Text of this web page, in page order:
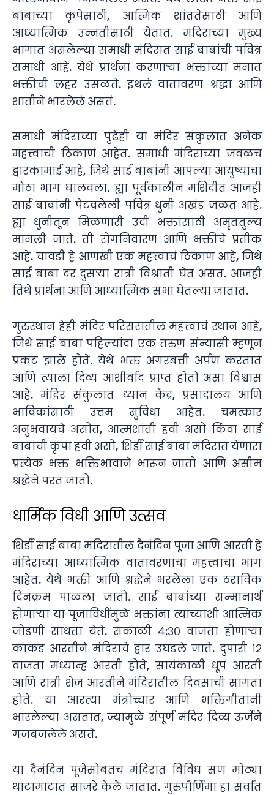
बाबांच्या कृपेसाठी, आत्मिक शांततेसाठी आणि
आध्यात्मिक उन्नतीसाठी येतात. मंदिराच्या मुख्य
भागात असलेल्या समाधी मंदिरात साई बाबांची पवित्र
समाधी आहे. येथे प्रार्थना करणाऱ्या भक्तांच्या मनात
भक्तीची लहर उसळते. इथलं वातावरण श्रद्धा आणि
शांतीने भारलेलं असतं.
समाधी मंदिराच्या पुढेही या मंदिर संकुलात अनेक
महत्त्वाची ठिकाणं आहेत. समाधी मंदिराच्या जवळच
द्वारकामाई आहे, जिथे साई बाबांनी आपल्या आयुष्याचा
मोठा भाग घालवला. ह्या पूर्वकालीन मशिदीत आजही
साई बाबांनी पेटवलेली पवित्र धुनी अखंड जळत आहे.
ह्या धुनीतून मिळणारी उदी भक्तांसाठी अमृततुल्य
मानली जाते. ती रोगनिवारण आणि भक्तीचे प्रतीक
आहे. चावडी हे आणखी एक महत्त्वाचं ठिकाण आहे, जिथे
साई बाबा दर दुसऱ्या रात्री विश्रांती घेत असत. आजही
तिथे प्रार्थना आणि आध्यात्मिक सभा घेतल्या जातात.
गुरुस्थान हेही मंदिर परिसरातील महत्त्वाचं स्थान आहे,
जिथे साई बाबा पहिल्यांदा एक तरुण संन्यासी म्हणून
प्रकट झाले होते. येथे भक्त अगरबत्ती अर्पण करतात
आणि त्याला दिव्य आशीर्वाद प्राप्त होतो असा विश्वास
आहे. मंदिर संकुलात ध्यान केंद्र, प्रसादालय आणि
भाविकांसाठी उत्तम सुविधा आहेत. चमत्कार
अनुभवायचे असोत, आत्मशांती हवी असो किंवा साई
बाबांची कृपा हवी असो, शिर्डी साई बाबा मंदिरात येणारा
प्रत्येक भक्त भक्तिभावाने भारून जातो आणि असीम
श्रद्धेने परत जातो.
धार्मिक विधी आणि उत्सव
शिर्डी साई बाबा मंदिरातील दैनंदिन पूजा आणि आरती हे
मंदिराच्या आध्यात्मिक वातावरणाचा महत्त्वाचा भाग
आहेत. येथे भक्ती आणि श्रद्धेने भरलेला एक ठराविक
दिनक्रम पाळला जातो. साई बाबांच्या सन्मानार्थ
होणाऱ्या या पूजाविधींमुळे भक्तांना त्यांच्याशी आत्मिक
जोडणी साधता येते. सकाळी ४:३० वाजता होणाऱ्या
काकड आरतीने मंदिराचे द्वार उघडले जाते. दुपारी १२
वाजता मध्यान्ह आरती होते, सायंकाळी धूप आरती
आणि रात्री शेज आरतीने मंदिरातील दिवसाची सांगता
होते. या आरत्या मंत्रोच्चार आणि भक्तिगीतांनी
भारलेल्या असतात, ज्यामुळे संपूर्ण मंदिर दिव्य ऊर्जेने
गजबजलेले असते.
या दैनंदिन पूजेसोबतच मंदिरात विविध सण मोठ्या
थाटामाटात साजरे केले जातात. गुरुपौर्णिमा हा सर्वांत